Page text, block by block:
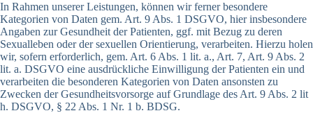
In Rahmen unserer Leistungen, können wir ferner besondere
Kategorien von Daten gem. Art. 9 Abs. 1 DSGVO, hier insbesondere
Angaben zur Gesundheit der Patienten, ggf. mit Bezug zu deren
Sexualleben oder der sexuellen Orientierung, verarbeiten. Hierzu holen
wir, sofern erforderlich, gem. Art. 6 Abs. 1 lit. a., Art. 7, Art. 9 Abs. 2
lit. a. DSGVO eine ausdrückliche Einwilligung der Patienten ein und
verarbeiten die besonderen Kategorien von Daten ansonsten zu
Zwecken der Gesundheitsvorsorge auf Grundlage des Art. 9 Abs. 2 lit
h. DSGVO, § 22 Abs. 1 Nr. 1 b. BDSG.